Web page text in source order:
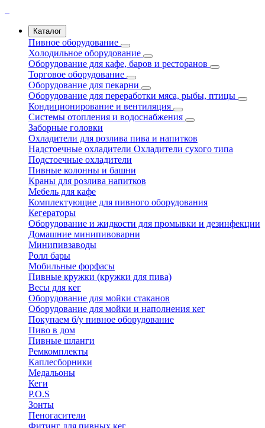
Каталог
Пивное оборудование
Холодильное оборудование
Оборудование для кафе, баров и ресторанов
Торговое оборудование
Оборудование для пекарни
Оборудование для переработки мяса, рыбы, птицы
Кондиционирование и вентиляция
Системы отопления и водоснабжения
Заборные головки
Охладители для розлива пива и напитков
Надстоечные охладители Охладители сухого типа
Подстоечные охладители
Пивные колонны и башни
Краны для розлива напитков
Мебель для кафе
Комплектующие для пивного оборудования
Кегераторы
Оборудование и жидкости для промывки и дезинфекции
Домашние минипивоварни
Минипивзаводы
Ролл бары
Мобильные форфасы
Пивные кружки (кружки для пива)
Весы для кег
Оборудование для мойки стаканов
Оборудование для мойки и наполнения кег
Покупаем б/у пивное оборудование
Пиво в дом
Пивные шланги
Ремкомплекты
Каплесборники
Медальоны
Кеги
P.O.S
Зонты
Пеногасители
Фитинг для пивных кег